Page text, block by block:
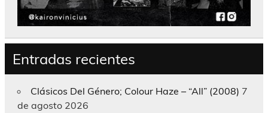
Entradas recientes
Clásicos Del Género; Colour Haze – “All” (2008) 7
de agosto 2026